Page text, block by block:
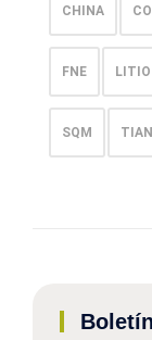
CHINA
FNE LITIO
SQM
Boletín